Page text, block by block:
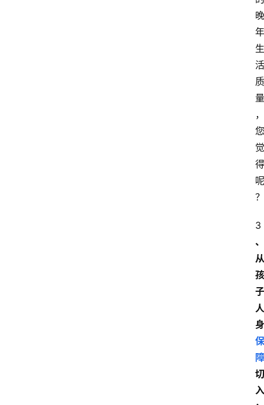
晚
年
生
活
质
量
，
您
觉
得
呢
？
3
、
从
孩
子
人
身
保
障
切
入